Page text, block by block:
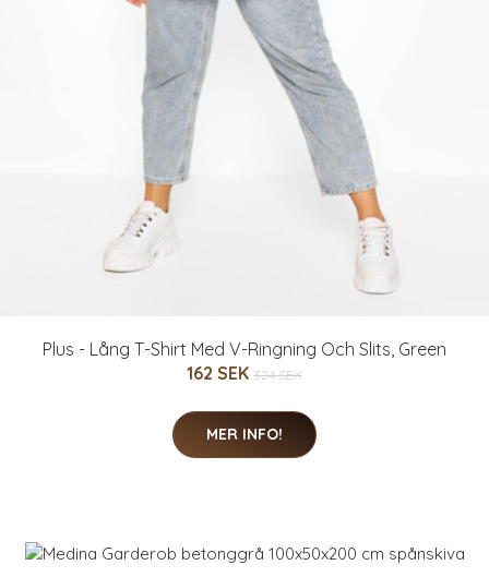
Plus - Lång T-Shirt Med V-Ringning Och Slits, Green
162 SEK 324 SEK
MER INFO!